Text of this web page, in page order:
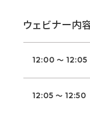
ウェビナー内
12:00 ～ 12:05
12:05 ～ 12:50